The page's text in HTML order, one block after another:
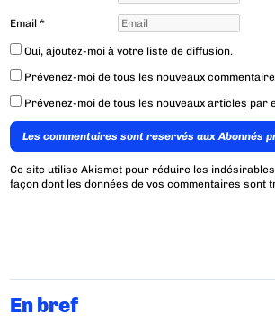
Email*
Oui, ajoutez-moi à votre liste de diffusion.
Prévenez-moi de tous les nouveaux
Prévenez-moi de tous les nouveaux articles par
Les commentaires sont reservés aux Abonnés
Ce site utilise Akismet pour réduire les
façon dont les données de vos commentaires sont
En bref